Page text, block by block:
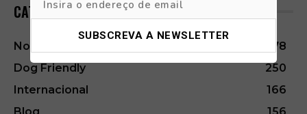
CATEGORIES
Notícias
278
Dog Friendly
250
Internacional
166